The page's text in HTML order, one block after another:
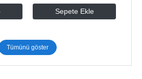
Sepete Ekle
Tümünü göster